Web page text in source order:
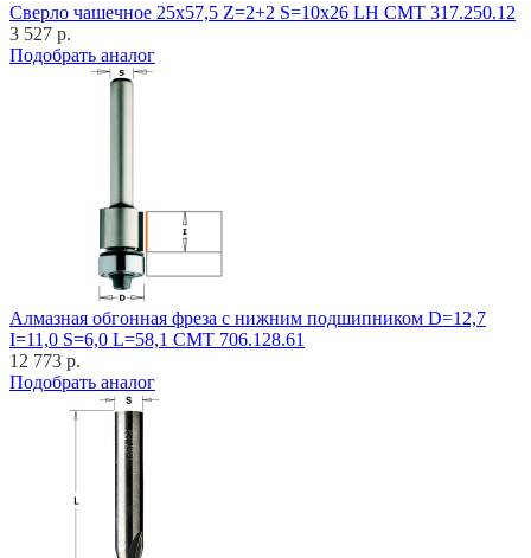
Cверло чашечное 25x57,5 Z=2+2 S=10x26 LH CMT 317.250.12
3 527 р.
Подобрать аналог
Алмазная обгонная фреза с нижним подшипником D=12,7
I=11,0 S=6,0 L=58,1 CMT 706.128.61
12 773 р.
Подобрать аналог